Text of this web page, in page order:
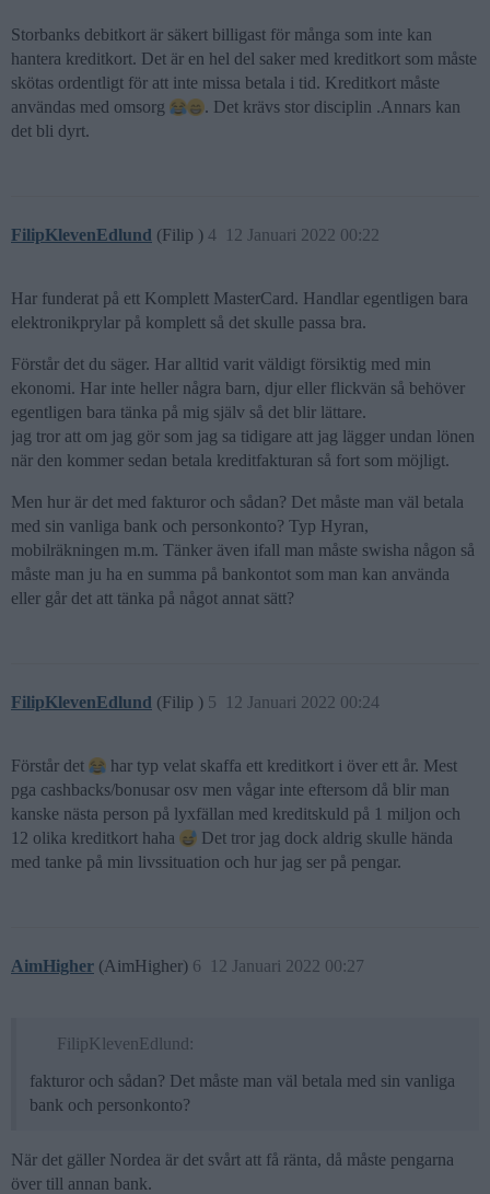
Storbanks debitkort är säkert billigast för många som inte kan
hantera kreditkort. Det är en hel del saker med kreditkort som måste
skötas ordentligt för att inte missa betala i tid. Kreditkort måste
användas med omsorg
. Det krävs stor disciplin .Annars kan
det bli dyrt.
FilipKlevenEdlund (Filip ) 12 Januari 2022 00:22
4
Har funderat på ett Komplett MasterCard. Handlar egentligen bara
elektronikprylar på komplett så det skulle passa bra.
Förstår det du säger. Har alltid varit väldigt försiktig med min
ekonomi. Har inte heller några barn, djur eller flickvän så behöver
egentligen bara tänka på mig själv så det blir lättare.
jag tror att om jag gör som jag sa tidigare att jag lägger undan lönen
när den kommer sedan betala kreditfakturan så fort som möjligt.
Men hur är det med fakturor och sådan? Det måste man väl betala
med sin vanliga bank och personkonto? Typ Hyran,
mobilräkningen m.m. Tänker även ifall man måste swisha någon så
måste man ju ha en summa på bankontot som man kan använda
eller går det att tänka på något annat sätt?
FilipKlevenEdlund (Filip ) 12 Januari 2022 00:24
5
Förstår det
har typ velat skaffa ett kreditkort i över ett år. Mest
pga cashbacks/bonusar osv men vågar inte eftersom då blir man
kanske nästa person på lyxfällan med kreditskuld på 1 miljon och
12 olika kreditkort haha
Det tror jag dock aldrig skulle hända
med tanke på min livssituation och hur jag ser på pengar.
AimHigher (AimHigher) 12 Januari 2022 00:27
6
FilipKlevenEdlund:
fakturor och sådan? Det måste man väl betala med sin vanliga
bank och personkonto?
När det gäller Nordea är det svårt att få ränta, då måste pengarna
över till annan bank.